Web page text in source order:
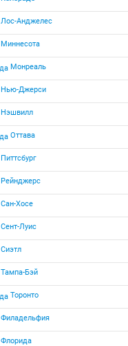
Лос-Анджелес
Миннесота
Монреаль
Нью-Джерси
Нэшвилл
Оттава
Питтсбург
Рейнджерс
Сан-Хосе
Сент-Луис
Сиэтл
Тампа-Бэй
Торонто
Филадельфия
Флорида